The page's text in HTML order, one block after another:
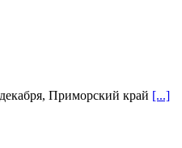
Приморский край [...]